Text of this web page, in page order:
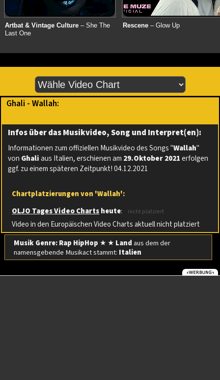
Artbat & Vintage Culture – She The
Last One
Rescene – Glow Up
Ghali - Wallah:
Infos über das Musikvideo, Song und Interpret(en):
Informationen zum offiziellen Musikvideo des Songs "Wallah"
von Ghaliaus Italien, erschienen am 29.Oktober 2021erfolgen
ggf. zu einem späteren Zeitpunkt! 04.12.2021
Chartplatzierungen von 'Wallah':
OLJO Tages Video Chartsheute: nicht platziert
Video in den Europäischen Video Charts aktuell nicht platziert
Musik Genre: Rap HipHop ★ ★ Landaus dem der
namensgebende Musikact stammt: Italien